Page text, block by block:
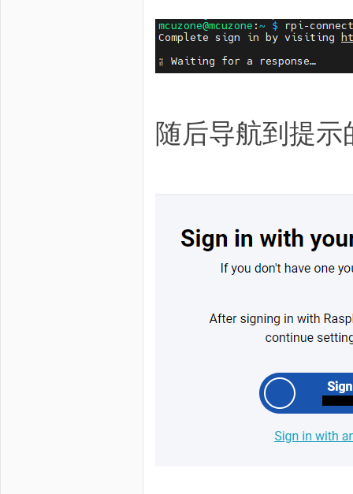
随后导航到提